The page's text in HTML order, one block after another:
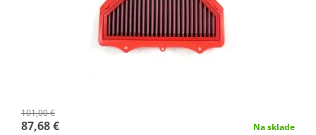
101,00 €
87,68 € Na sklade